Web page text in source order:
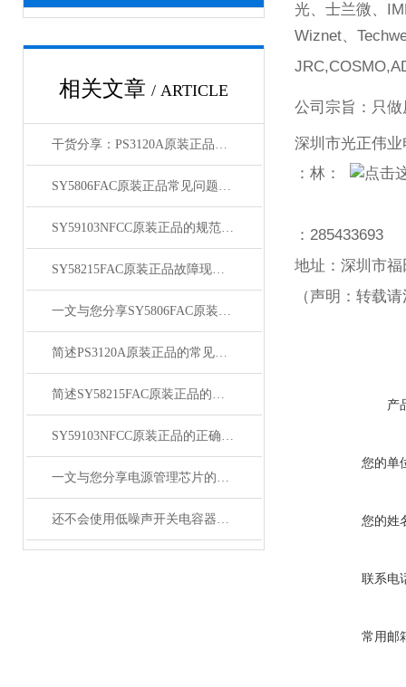
相关文章 / ARTICLE
干货分享：PS3120A原装正品使用中的那些常见故障与解决技巧
SY5806FAC原装正品常见问题及对应解决办法大公开
SY59103NFCC原装正品的规范存放管理体系介绍
SY58215FAC原装正品故障现象相应的解决方法介绍
一文与您分享SY5806FAC原装正品的常见问题相应解决方法
简述PS3120A原装正品的常见故障相应解决方法
简述SY58215FAC原装正品的正确安装方法
SY59103NFCC原装正品的正确维护保养方法分享
一文与您分享电源管理芯片的维护保养方法
还不会使用低噪声开关电容器？进来看
光、士兰微、
Wiznet、
公司宗旨：只
深圳市光正伟
：林：
： 285433693
地址：深圳市
（声明：转载
产
您的单
您的姓
联系电
常用邮